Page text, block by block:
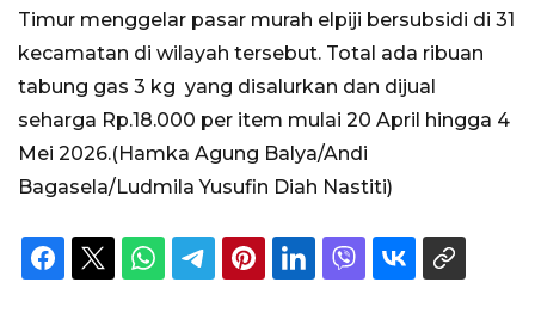
Timur menggelar pasar murah elpiji bersubsidi di 31
kecamatan di wilayah tersebut. Total ada ribuan
tabung gas 3 kg yang disalurkan dan dijual
seharga Rp.18.000 per item mulai 20 April hingga 4
Mei 2026.(Hamka Agung Balya/Andi
Bagasela/Ludmila Yusufin Diah Nastiti)